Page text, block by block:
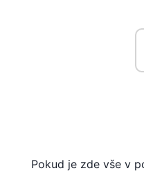
Pokud je zde vše v